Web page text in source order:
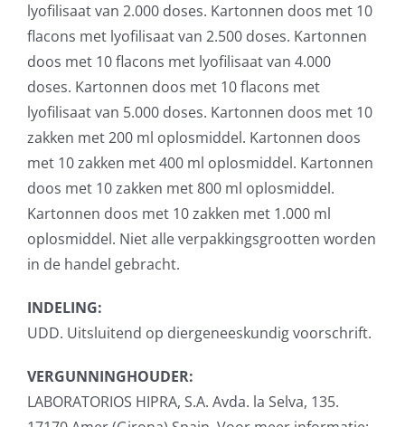
lyofilisaat van 2.000 doses. Kartonnen doos met 10
flacons met lyofilisaat van 2.500 doses. Kartonnen
doos met 10 flacons met lyofilisaat van 4.000
doses. Kartonnen doos met 10 flacons met
lyofilisaat van 5.000 doses. Kartonnen doos met 10
zakken met 200 ml oplosmiddel. Kartonnen doos
met 10 zakken met 400 ml oplosmiddel. Kartonnen
doos met 10 zakken met 800 ml oplosmiddel.
Kartonnen doos met 10 zakken met 1.000 ml
oplosmiddel. Niet alle verpakkingsgrootten worden
in de handel gebracht.
INDELING:
UDD. Uitsluitend op diergeneeskundig voorschrift.
VERGUNNINGHOUDER:
LABORATORIOS HIPRA, S.A. Avda. la Selva, 135.